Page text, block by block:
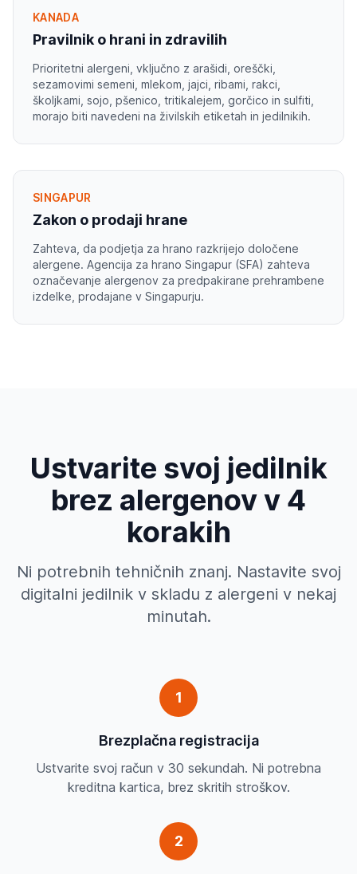
KANADA
Pravilnik o hrani in zdravilih
Prioritetni alergeni, vključno z arašidi, oreščki,
sezamovimi semeni, mlekom, jajci, ribami, rakci,
školjkami, sojo, pšenico, tritikalejem, gorčico in sulfiti,
morajo biti navedeni na živilskih etiketah in jedilnikih.
SINGAPUR
Zakon o prodaji hrane
Zahteva, da podjetja za hrano razkrijejo določene
alergene. Agencija za hrano Singapur (SFA) zahteva
označevanje alergenov za predpakirane prehrambene
izdelke, prodajane v Singapurju.
Ustvarite svoj jedilnik
brez alergenov v 4
korakih
Ni potrebnih tehničnih znanj. Nastavite svoj
digitalni jedilnik v skladu z alergeni v nekaj
minutah.
1
Brezplačna registracija
Ustvarite svoj račun v 30 sekundah. Ni potrebna
kreditna kartica, brez skritih stroškov.
2